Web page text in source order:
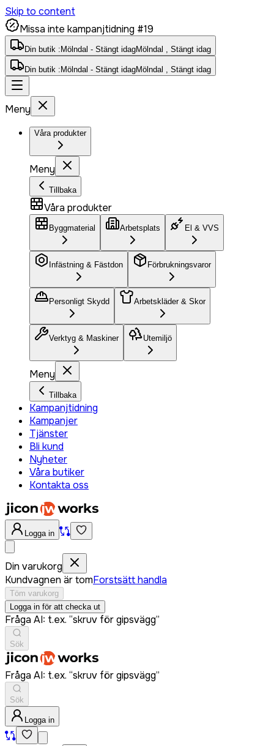
Skip to content
Missa inte kampanjtidning #19
Din butik : Mölndal - Stängt idagMölndal , Stängt idag
Din butik : Mölndal - Stängt idagMölndal , Stängt idag
Meny
Våra produkter
Meny
Tillbaka
Våra produkter
Byggmaterial Arbetsplats El & VVS
Infästning & Fästdon Förbrukningsvaror
Personligt Skydd Arbetskläder & Skor
Verktyg & Maskiner Utemiljö
Meny
Tillbaka
Kampanjtidning
Kampanjer
Tjänster
Bli kund
Nyheter
Våra butiker
Kontakta oss
Logga in
Din varukorg
Kundvagnen är tomForstsätt handla
Töm varukorg
Logga in för att checka ut
Fråga AI: t.ex. “skruv för gipsvägg”
Sök
Fråga AI: t.ex. “skruv för gipsvägg”
Sök
Logga in